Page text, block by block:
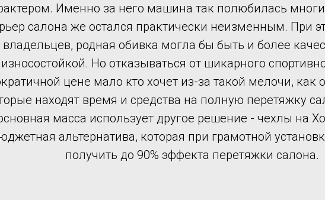
Именно за него машина так полюбилась
салона же остался практически неизменным. При
владельцев, родная обивка могла бы быть и более
износостойкой. Но отказываться от шикарного
цене мало кто хочет из-за такой мелочи, как
находят время и средства на полную перетяжку
масса использует другое решение - чехлы на
альтернатива, которая при грамотной
получить до 90% эффекта перетяжки салона.